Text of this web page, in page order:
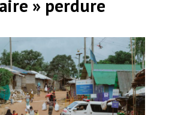
» perdure